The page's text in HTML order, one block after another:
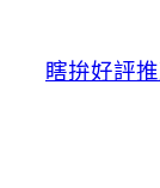
瞎拚好評